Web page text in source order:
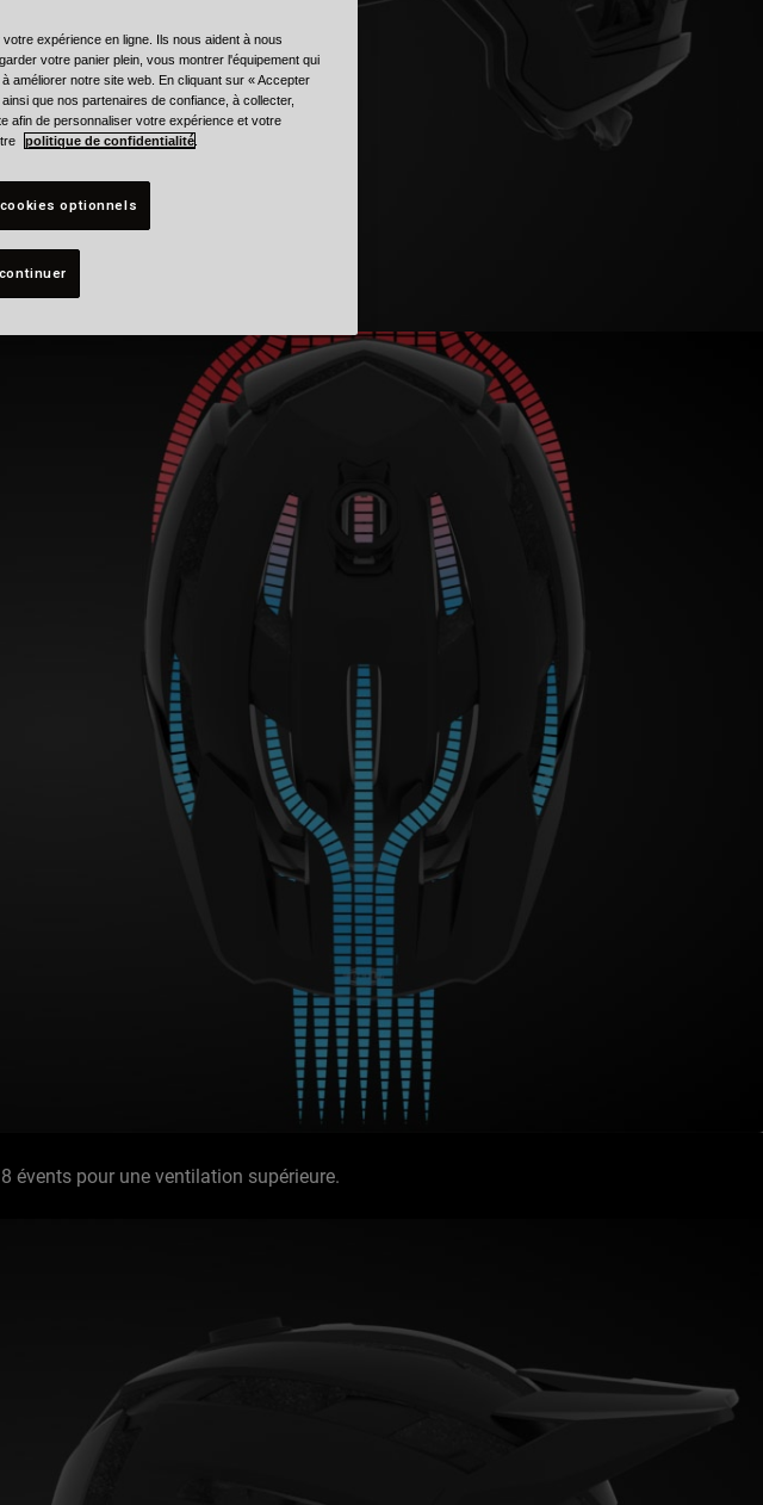
évents pour une ventilation supérieure.
expérience en ligne. Ils nous aident à nous
votre panier plein, vous montrer l'équipement qui
améliorer notre site web. En cliquant sur « Accepter
que nos partenaires de confiance, à collecter,
afin de personnaliser votre expérience et votre
politique de confidentialité
optionnels